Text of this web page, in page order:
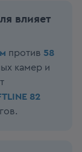
влияет
против 58
камер и
82